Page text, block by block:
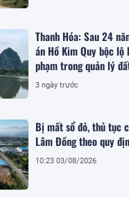
Thanh Hóa: Sau 24
án Hồ Kim Quy bộc lộ
phạm trong quản lý
quy hoạch
3 ngày trước
Bị mất sổ đỏ, thủ tục
Lâm Đồng theo quy
10:23 03/08/2026